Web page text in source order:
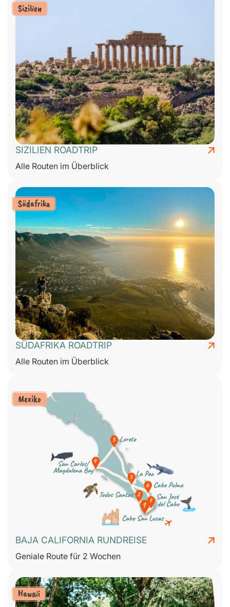
Sizilien
SIZILIEN ROADTRIP
Alle Routen im Überblick
Südafrika
SÜDAFRIKA ROADTRIP
Alle Routen im Überblick
Mexiko
BAJA CALIFORNIA RUNDREISE
Geniale Route für 2 Wochen
Hawaii